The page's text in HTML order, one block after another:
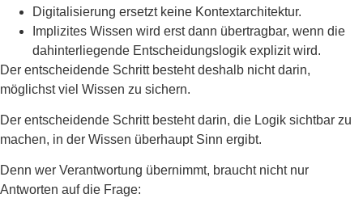
Digitalisierung ersetzt keine Kontextarchitektur.
Implizites Wissen wird erst dann übertragbar, wenn die
dahinterliegende Entscheidungslogik explizit wird.
Der entscheidende Schritt besteht deshalb nicht darin,
möglichst viel Wissen zu sichern.
Der entscheidende Schritt besteht darin, die Logik sichtbar zu
machen, in der Wissen überhaupt Sinn ergibt.
Denn wer Verantwortung übernimmt, braucht nicht nur
Antworten auf die Frage: